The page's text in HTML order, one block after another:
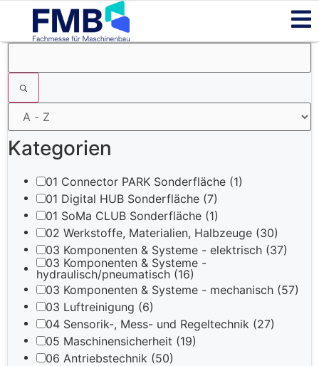
Kategorien
01 Connector PARK Sonderfläche (1)
01 Digital HUB Sonderfläche (7)
01 SoMa CLUB Sonderfläche (1)
02 Werkstoffe, Materialien, Halbzeuge (30)
03 Komponenten & Systeme - elektrisch (37)
03 Komponenten & Systeme -
hydraulisch/pneumatisch (16)
03 Komponenten & Systeme - mechanisch (57)
03 Luftreinigung (6)
04 Sensorik-, Mess- und Regeltechnik (27)
05 Maschinensicherheit (19)
06 Antriebstechnik (50)